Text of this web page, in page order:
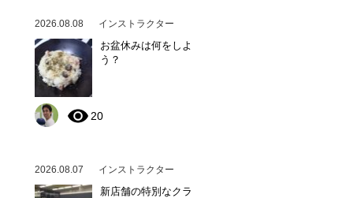
2026.08.08 インストラクター
お盆休みは何をしよ
う？
20
2026.08.07 インストラクター
新店舗の特別なクラ